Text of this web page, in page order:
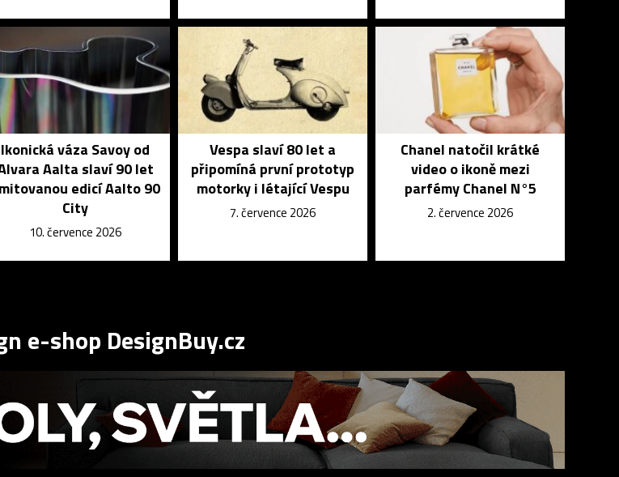
Ikonická váza Savoy od
Aalta slaví 90 let
edicí Aalto 90
City
10. července 2026
Vespa slaví 80 let a
připomíná první prototyp
motorky i létající Vespu
7. července 2026
Chanel natočil krátké
video o ikoně mezi
parfémy Chanel N°5
2. července 2026
e-shop DesignBuy.cz